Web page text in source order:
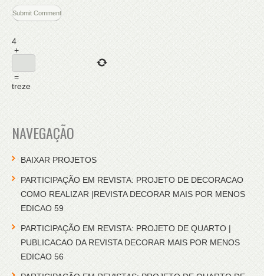
4
+
=
treze
NAVEGAÇÃO
BAIXAR PROJETOS
PARTICIPAÇÃO EM REVISTA: PROJETO DE DECORACAO
COMO REALIZAR |REVISTA DECORAR MAIS POR MENOS
EDICAO 59
PARTICIPAÇÃO EM REVISTA: PROJETO DE QUARTO |
PUBLICACAO DA REVISTA DECORAR MAIS POR MENOS
EDICAO 56